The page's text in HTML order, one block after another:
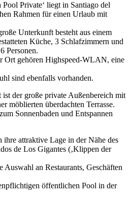
Pool Private‘ liegt in Santiago del
Rahmen für einen Urlaub mit
Unterkunft besteht aus einem
Küche, 3 Schlafzimmern und
Personen.
Ort gehören Highspeed-WLAN, eine
sind ebenfalls vorhanden.
der große private Außenbereich mit
möblierten überdachten Terrasse.
Sonnenbaden und Entspannen
attraktive Lage in der Nähe des
de Los Gigantes (‚Klippen der
Auswahl an Restaurants, Geschäften
öffentlichen Pool in der